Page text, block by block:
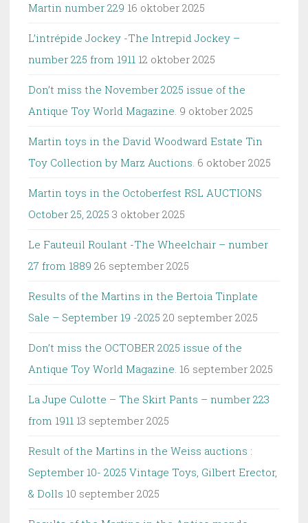
Martin number 229 16 oktober 2025
L’intrépide Jockey -The Intrepid Jockey –
number 225 from 1911 12 oktober 2025
Don’t miss the November 2025 issue of the
Antique Toy World Magazine. 9 oktober 2025
Martin toys in the David Woodward Estate Tin
Toy Collection by Marz Auctions. 6 oktober 2025
Martin toys in the Octoberfest RSL AUCTIONS
October 25, 2025 3 oktober 2025
Le Fauteuil Roulant -The Wheelchair – number
27 from 1889 26 september 2025
Results of the Martins in the Bertoia Tinplate
Sale – September 19 -2025 20 september 2025
Don’t miss the OCTOBER 2025 issue of the
Antique Toy World Magazine. 16 september 2025
La Jupe Culotte – The Skirt Pants – number 223
from 1911 13 september 2025
Result of the Martins in the Weiss auctions :
September 10- 2025 Vintage Toys, Gilbert Erector,
& Dolls 10 september 2025